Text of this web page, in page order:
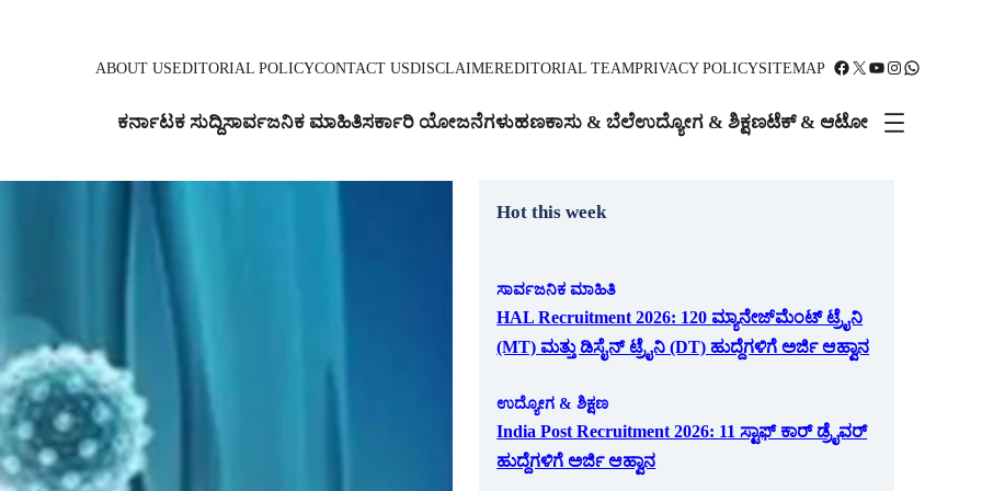
ABOUT USEDITORIAL POLICYCONTACT USDISCLAIMEREDITORIAL TEAMPRIVACY POLICYSITEMAP Facebook X YouTube Instagram WhatsApp
ಕರ್ನಾಟಕ ಸುದ್ದಿಸಾರ್ವಜನಿಕ ಮಾಹಿತಿಸರ್ಕಾರಿ ಯೋಜನೆಗಳುಹಣಕಾಸು & ಬೆಲೆಉದ್ಯೋಗ & ಶಿಕ್ಷಣಟೆಕ್ & ಆಟೋ
Hot this week
ಸಾರ್ವಜನಿಕ ಮಾಹಿತಿ
HAL Recruitment 2026: 120 ಮ್ಯಾನೇಜ್‌ಮೆಂಟ್ ಟ್ರೈನಿ
(MT) ಮತ್ತು ಡಿಸೈನ್ ಟ್ರೈನಿ (DT) ಹುದ್ದೆಗಳಿಗೆ ಅರ್ಜಿ ಆಹ್ವಾನ
ಉದ್ಯೋಗ & ಶಿಕ್ಷಣ
India Post Recruitment 2026: 11 ಸ್ಟಾಫ್ ಕಾರ್ ಡ್ರೈವರ್
ಹುದ್ದೆಗಳಿಗೆ ಅರ್ಜಿ ಆಹ್ವಾನ